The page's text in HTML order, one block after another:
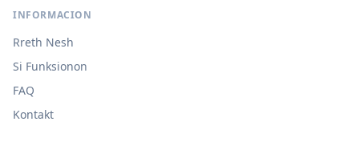
INFORMACION
Rreth Nesh
Si Funksionon
FAQ
Kontakt